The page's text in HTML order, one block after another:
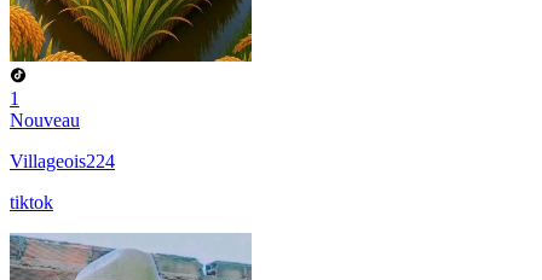
1
Nouveau
Villageois224
tiktok